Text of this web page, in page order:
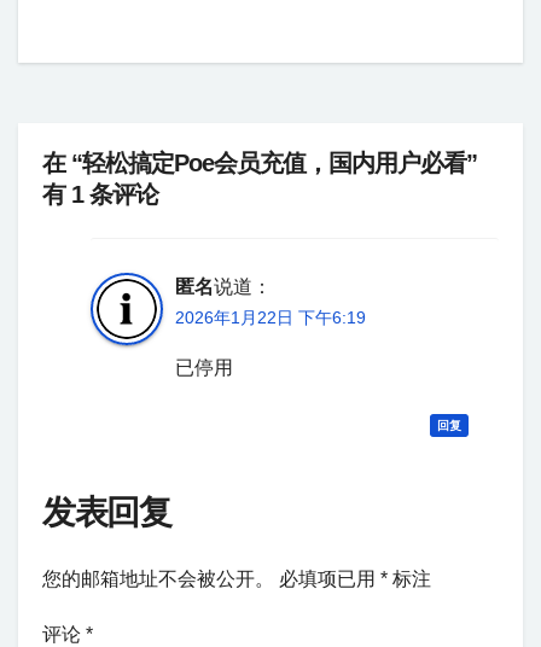
在 “轻松搞定Poe会员充值，国内用户必看”
有 1 条评论
匿名说道：
2026年1月22日 下午6:19
已停用
回复
发表回复
您的邮箱地址不会被公开。 必填项已用 * 标注
评论 *